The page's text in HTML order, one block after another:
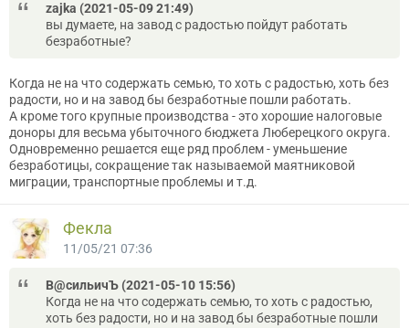
zajka (2021-05-09 21:49)
вы думаете, на завод с радостью пойдут работать
безработные?
Когда не на что содержать семью, то хоть с радостью, хоть без
радости, но и на завод бы безработные пошли работать.
А кроме того крупные производства - это хорошие налоговые
доноры для весьма убыточного бюджета Люберецкого округа.
Одновременно решается еще ряд проблем - уменьшение
безработицы, сокращение так называемой маятниковой
миграции, транспортные проблемы и т.д.
Фекла
11/05/21 07:36
В@cильичЪ (2021-05-10 15:56)
Когда не на что содержать семью, то хоть с радостью,
хоть без радости, но и на завод бы безработные пошли